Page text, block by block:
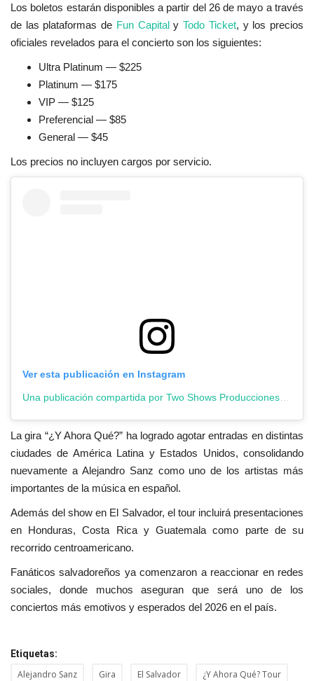
Los boletos estarán disponibles a partir del 26 de mayo a través
de las plataformas de Fun CapitalyTodo Ticket, y los precios
oficiales revelados para el concierto son los siguientes:
Ultra Platinum — $225
Platinum — $175
VIP — $125
Preferencial — $85
General — $45
Los precios no incluyen cargos por servicio.
Ver esta publicación en Instagram
La gira “¿Y Ahora Qué?” ha logrado agotar entradas en distintas
ciudades de América Latina y Estados Unidos, consolidando
nuevamente a Alejandro Sanz como uno de los artistas más
importantes de la música en español.
Además del show en El Salvador, el tour incluirá presentaciones
en Honduras, Costa Rica y Guatemala como parte de su
recorrido centroamericano.
Fanáticos salvadoreños ya comenzaron a reaccionar en redes
sociales, donde muchos aseguran que será uno de los
conciertos más emotivos y esperados del 2026 en el país.
Etiquetas:
Alejandro Sanz Gira El Salvador ¿Y Ahora Qué? Tour